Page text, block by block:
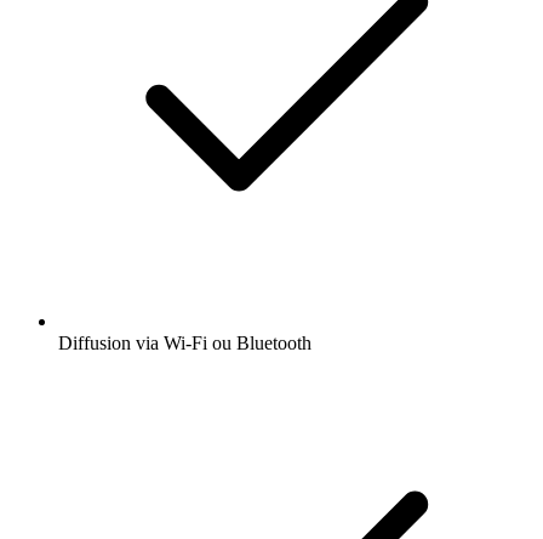
Diffusion via Wi-Fi ou Bluetooth